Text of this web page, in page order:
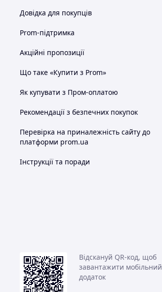
Довідка для покупців
Prom-підтримка
Акційні пропозиції
Що таке «Купити з Prom»
Як купувати з Пром-оплатою
Рекомендації з безпечних покупок
Перевірка на приналежність сайту до
платформи prom.ua
Інструкції та поради
Відскануй QR-код, щоб
завантажити мобільний
додаток